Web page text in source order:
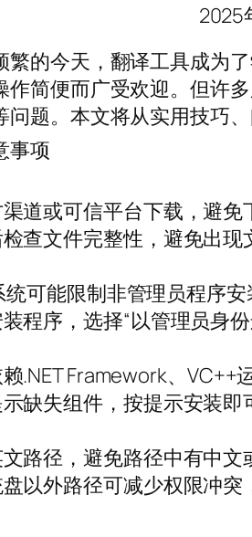
2025
繁的今天，翻译工具成为
作简便而广受欢迎。但许
题。本文将从实用技巧
事项
道或可信平台下载，避免
查文件完整性，避免出现
可能限制非管理员程序安
程序，选择“以管理员身
.NET Framework、VC++
缺失组件，按提示安装即
路径，避免路径中有中文
以外路径可减少权限冲突